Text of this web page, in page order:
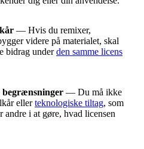
— Hvis du remixer,
videre på materialet, skal
bidrag underden samme licens
begrænsninger — Du må ikke
ellerteknologiske tiltag, som
andre i at gøre, hvad licensen